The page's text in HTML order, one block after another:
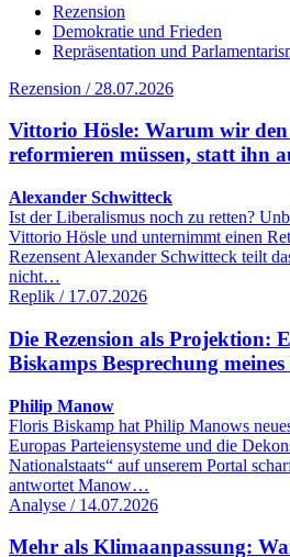
Rezension
Demokratie und Frieden
Repräsentation und
Rezension / 28.07.2026
Vittorio Hösle: Warum wir
reformieren müssen, statt ihn
Alexander Schwitteck
Ist der Liberalismus noch zu retten?
Vittorio Hösle und unternimmt einen
Rezensent Alexander Schwitteck teilt
nicht…
Replik / 17.07.2026
Die Rezension als Projektion:
Biskamps Besprechung meines
Philip Manow
Floris Biskamp hat Philip Manows
Europas Parteiensysteme und die
Nationalstaats“ auf unserem Portal
antwortet Manow…
Analyse / 14.07.2026
Mehr als Klimaanpassung: